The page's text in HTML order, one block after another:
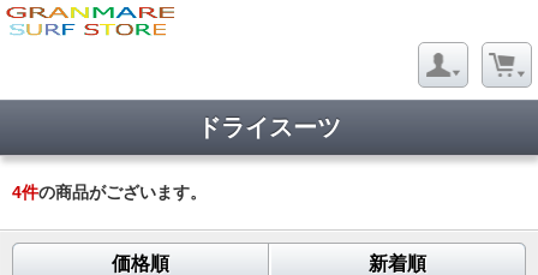
ドライスーツ
4件の商品がございます。
価格順 新着順